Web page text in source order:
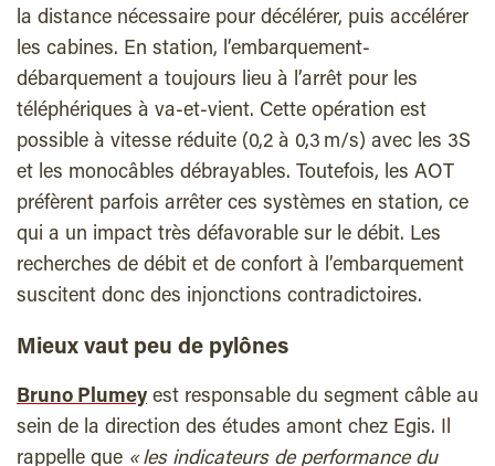
la distance nécessaire pour décélérer, puis accélérer
les cabines. En station, l’embarquement-
débarquement a toujours lieu à l’arrêt pour les
téléphériques à va-et-vient. Cette opération est
possible à vitesse réduite (0,2 à 0,3 m/s) avec les 3S
et les monocâbles débrayables. Toutefois, les AOT
préfèrent parfois arrêter ces systèmes en station, ce
qui a un impact très défavorable sur le débit. Les
recherches de débit et de confort à l’embarquement
suscitent donc des injonctions contradictoires.
Mieux vaut peu de pylônes
Bruno Plumey est responsable du segment câble au
sein de la direction des études amont chez Egis. Il
rappelle que « les indicateurs de performance du